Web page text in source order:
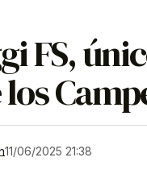
FS,
11/06/2025 21:38